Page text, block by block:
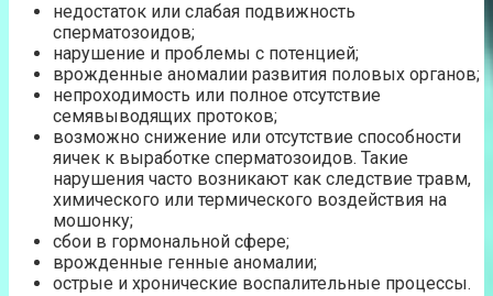
недостаток или слабая подвижность
сперматозоидов;
нарушение и проблемы с потенцией;
врожденные аномалии развития половых органов;
непроходимость или полное отсутствие
семявыводящих протоков;
возможно снижение или отсутствие способности
яичек к выработке сперматозоидов. Такие
нарушения часто возникают как следствие травм,
химического или термического воздействия на
мошонку;
сбои в гормональной сфере;
врожденные генные аномалии;
острые и хронические воспалительные процессы.